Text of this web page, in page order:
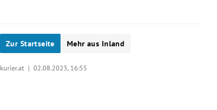
Zur Startseite Mehr aus Inland
kurier.at | 02.08.2023, 16:55